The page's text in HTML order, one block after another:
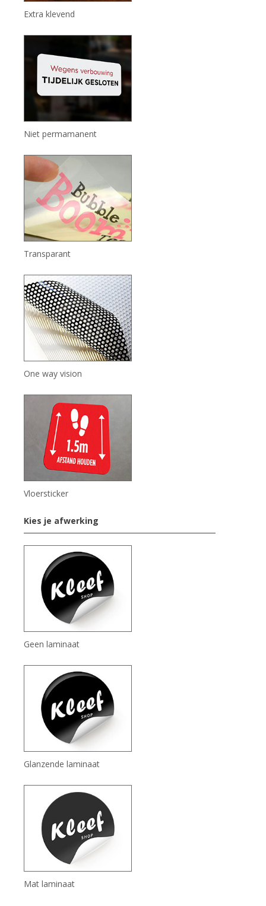
Extra klevend
Niet permamanent
Transparant
One way vision
Vloersticker
Kies je afwerking
Geen laminaat
Glanzende laminaat
Mat laminaat